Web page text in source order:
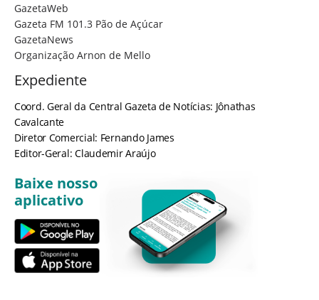
GazetaWeb
Gazeta FM 101.3 Pão de Açúcar
GazetaNews
Organização Arnon de Mello
Expediente
Coord. Geral da Central Gazeta de Notícias: Jônathas
Cavalcante
Diretor Comercial: Fernando James
Editor-Geral: Claudemir Araújo
Baixe nosso
aplicativo